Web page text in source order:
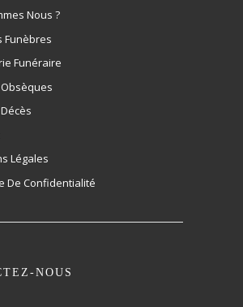
Nous ?
Funèbres
Funéraire
Légales
De Confidentialité
NOUS